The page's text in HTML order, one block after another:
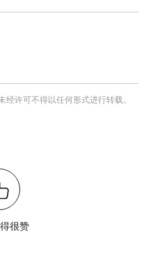
经许可不得以任何形式进行转载。
很赞